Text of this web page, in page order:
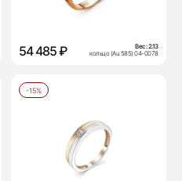
54 485 ₽ Вес:2.13
кольцо (Au 585) 04-0078
-15%